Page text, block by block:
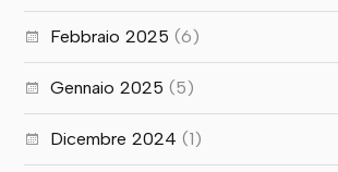
Febbraio 2025 (6)
Gennaio 2025 (5)
Dicembre 2024 (1)